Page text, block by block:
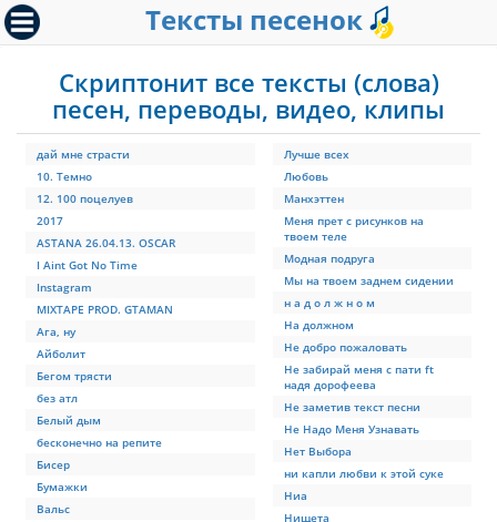
Тексты песенок
Скриптонит все тексты (слова)
песен, переводы, видео, клипы
дай мне страсти
10. Темно
12. 100 поцелуев
2017
ASTANA 26.04.13. OSCAR
I Aint Got No Time
Instagram
MIXTAPE PROD. GTAMAN
Ага, ну
Айболит
Бегом трясти
без атл
Белый дым
бесконечно на репите
Бисер
Бумажки
Вальс
Лучше всех
Любовь
Манхэттен
Меня прет с рисунков на
твоем теле
Модная подруга
Мы на твоем заднем сидении
н а д о л ж н о м
На должном
Не добро пожаловать
Не забирай меня с пати ft
надя дорофеева
Не заметив текст песни
Не Надо Меня Узнавать
Нет Выбора
ни капли любви к этой суке
Ниа
Нищета